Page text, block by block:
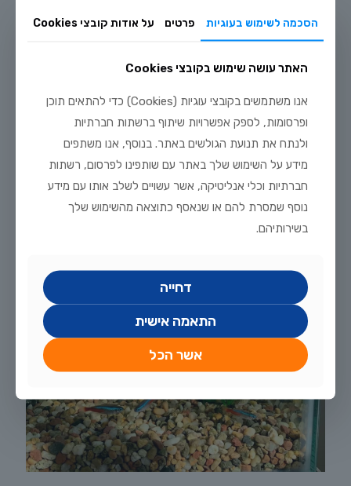
מדריך טיפוח דגי זהב וקוי בבריכת נוי: תנאים, תזונה ומניעת מחלות
לקריאה נוספת
הסכמה לשימוש בעוגיות פרטים על אודות קובצי Cookies
האתר עושה שימוש בקובצי Cookies
אנו משתמשים בקובצי עוגיות (Cookies) כדי להתאים תוכן
ופרסומות, לספק אפשרויות שיתוף ברשתות חברתיות
ולנתח את תנועת הגולשים באתר. בנוסף, אנו משתפים
מידע על השימוש שלך באתר עם שותפינו לפרסום, רשתות
חברתיות וכלי אנליטיקה, אשר עשויים לשלב אותו עם מידע
נוסף שמסרת להם או שנאסף כתוצאה מהשימוש שלך
בשירותיהם.
דחייה
התאמה אישית
אשר הכל